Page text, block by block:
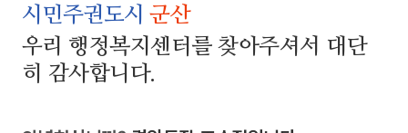
시민주권도시 군산
우리 행정복지센터를 찾아주셔서 대단
히 감사합니다.